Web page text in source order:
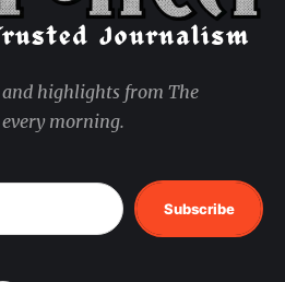
highlights from The
morning.
Subscribe